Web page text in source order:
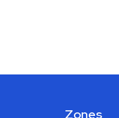
Zones